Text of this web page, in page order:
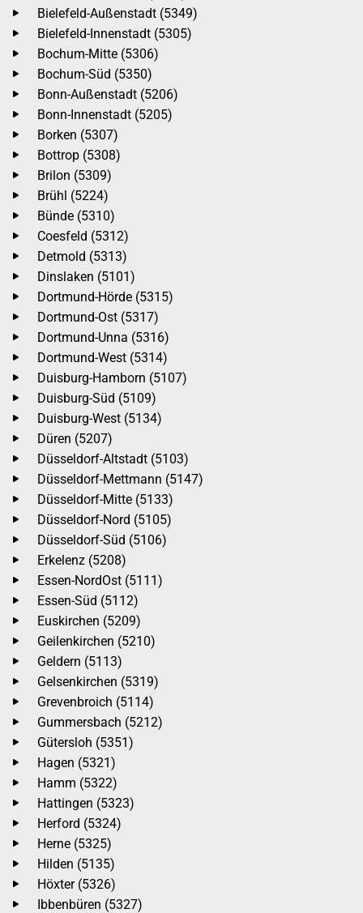
Bielefeld-Außenstadt (5349)
Bielefeld-Innenstadt (5305)
Bochum-Mitte (5306)
Bochum-Süd (5350)
Bonn-Außenstadt (5206)
Bonn-Innenstadt (5205)
Borken (5307)
Bottrop (5308)
Brilon (5309)
Brühl (5224)
Bünde (5310)
Coesfeld (5312)
Detmold (5313)
Dinslaken (5101)
Dortmund-Hörde (5315)
Dortmund-Ost (5317)
Dortmund-Unna (5316)
Dortmund-West (5314)
Duisburg-Hamborn (5107)
Duisburg-Süd (5109)
Duisburg-West (5134)
Düren (5207)
Düsseldorf-Altstadt (5103)
Düsseldorf-Mettmann (5147)
Düsseldorf-Mitte (5133)
Düsseldorf-Nord (5105)
Düsseldorf-Süd (5106)
Erkelenz (5208)
Essen-NordOst (5111)
Essen-Süd (5112)
Euskirchen (5209)
Geilenkirchen (5210)
Geldern (5113)
Gelsenkirchen (5319)
Grevenbroich (5114)
Gummersbach (5212)
Gütersloh (5351)
Hagen (5321)
Hamm (5322)
Hattingen (5323)
Herford (5324)
Herne (5325)
Hilden (5135)
Höxter (5326)
Ibbenbüren (5327)